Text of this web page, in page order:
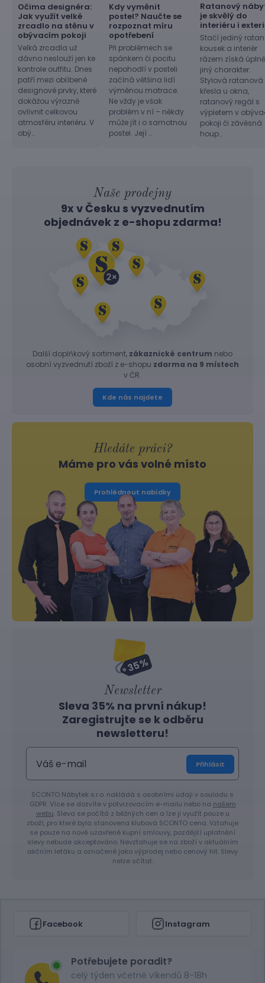
Očima designéra:
Jak využít velké
zrcadlo na stěnu v
obývacím pokoji
Velká zrcadla už
dávno neslouží jen ke
kontrole outfitu. Dnes
patří mezi oblíbené
designové prvky, které
dokážou výrazně
ovlivnit celkovou
atmosféru interiéru. V
obý…
Kdy vyměnit
postel? Naučte se
rozpoznat míru
opotřebení
Při problémech se
spánkem či pocitu
nepohodlí v posteli
začíná většina lidí
výměnou matrace.
Ne vždy je však
problém v ní – někdy
může jít i o samotnou
postel. Její …
Ratanový
je skvělý do
interiéru i
Stačí jediný
kousek a interiér
rázem získá úplně
jiný charakter.
Stylová ratanová
křesla u okna,
ratanový regál s
výpletem v
pokoji či závěsná
houp…
Naše prodejny
9x v Česku s vyzvednutím
objednávek z e-shopu zdarma!
Další doplňkový sortiment, zákaznické centrum nebo
osobní vyzvednutí zboží z e-shopu zdarma na 9 místech
v ČR.
Kde nás najdete
Hledáte práci?
Máme pro vás volné místo
Prohlédnout nabídky
Newsletter
Sleva 35% na první nákup!
Zaregistrujte se k odběru
newsletteru!
Přihlásit
SCONTO Nábytek s.r.o. nakládá s osobními údaji v souladu s
GDPR. Více se dozvíte v potvrzovacím e-mailu nebo na našem
webu. Sleva se počítá z běžných cen a lze ji využít pouze u
zboží, pro které byla stanovena klubová SCONTO cena. Vztahuje
se pouze na nově uzavřené kupní smlouvy, pozdější uplatnění
slevy nebude akceptováno. Nevztahuje se na zboží v aktuálním
akčním letáku a označené jako výprodej nebo cenový hit. Slevy
nelze sčítat.
Facebook Instagram
Potřebujete poradit?
celý týden včetně víkendů 8-18h